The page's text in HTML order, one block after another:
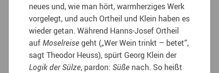
neues und, wie man hört, warmherziges Werk
vorgelegt, und auch Ortheil und Klein haben es
wieder getan. Während Hanns-Josef Ortheil
aufMoselreisegeht („Wer Wein trinkt – betet“,
sagt Theodor Heuss), spürt Georg Klein der
Logik der Sülze, pardon: Süße nach. So heißt